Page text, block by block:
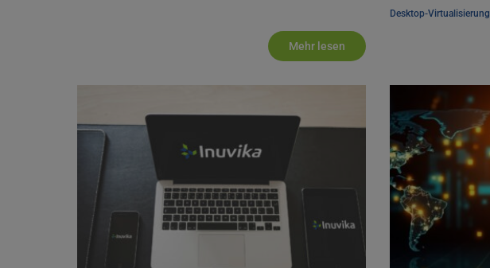
Mehr lesen
Desktop-Virtualisierung